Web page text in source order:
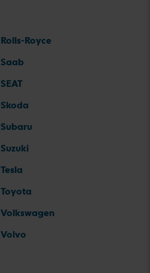
Rolls-Royce
Saab
SEAT
Skoda
Subaru
Suzuki
Tesla
Toyota
Volkswagen
Volvo